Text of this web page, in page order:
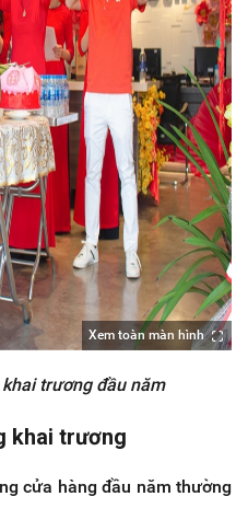
Xem toàn màn hình
trương đầu năm
khai trương
cửa hàng đầu năm thường